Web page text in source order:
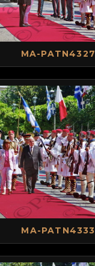
MA-PATN4327
MA-PATN4333